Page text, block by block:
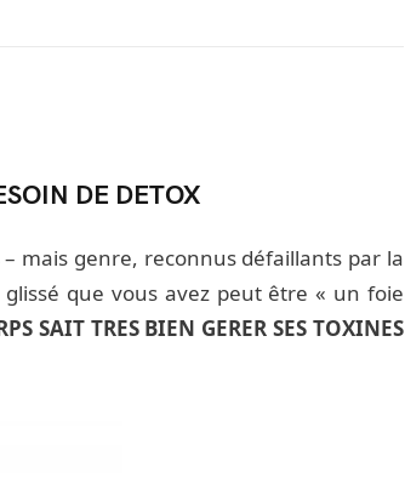
DE DETOX
mais genre, reconnus défaillants par la
que vous avez peut être « un foie
SAIT TRES BIEN GERER SES TOXINES